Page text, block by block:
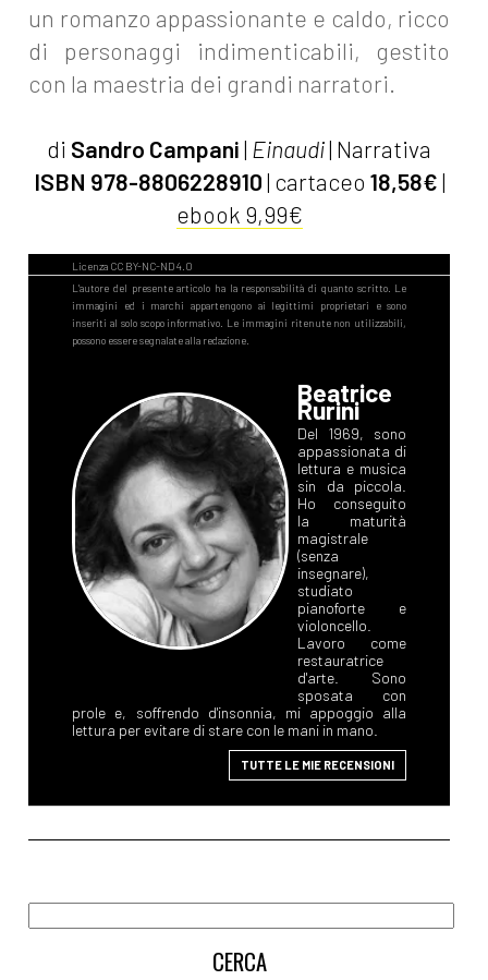
un romanzo appassionante e caldo, ricco
di personaggi indimenticabili, gestito
con la maestria dei grandi narratori.
di Sandro Campani | Einaudi| Narrativa
ISBN 978-8806228910 | cartaceo 18,58€ |
ebook 9,99€
Beatrice
Rurini
Del 1969, sono
appassionata di
lettura e musica
sin da piccola.
Ho conseguito
la maturità
magistrale
(senza
insegnare),
studiato
pianoforte e
violoncello.
Lavoro come
restauratrice
d'arte. Sono
sposata con
prole e, soffrendo d'insonnia, mi appoggio alla
lettura per evitare di stare con le mani in mano.
TUTTE LE MIE RECENSIONI